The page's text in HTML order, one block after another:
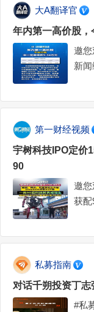
大A翻译官
年内第一高价股
邀
新闻
第一财经视频
宇树科技IPO定价
90
邀您
获配
私募指南
对话千朔投资丁
#私